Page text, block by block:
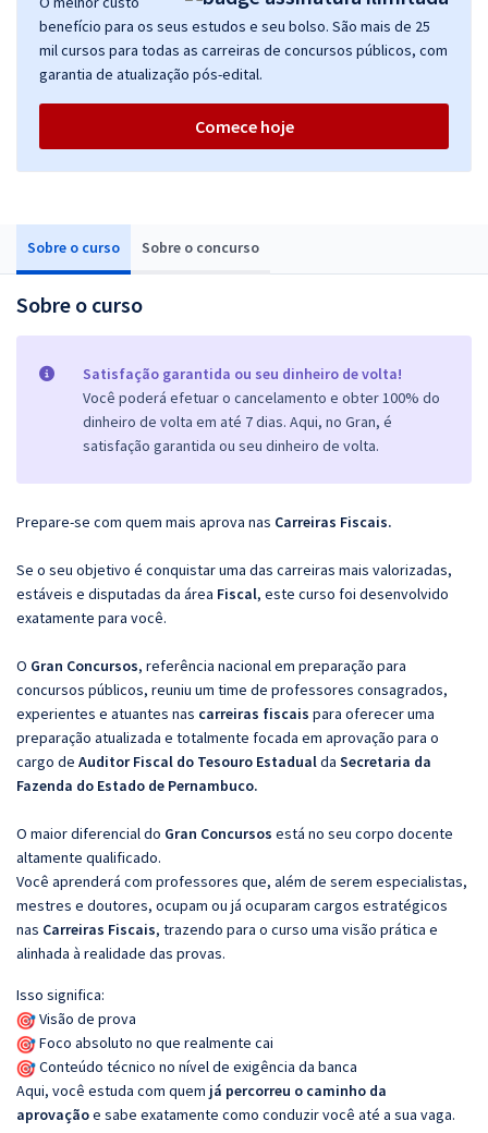
Sobre o curso Sobre o concurso
Sobre o curso
Satisfação garantida ou seu dinheiro de volta!
Você poderá efetuar o cancelamento e obter 100% do
dinheiro de volta em até 7 dias. Aqui, no Gran, é
satisfação garantida ou seu dinheiro de volta.
Prepare-se com quem mais aprova nas Carreiras Fiscais.
Se o seu objetivo é conquistar uma das carreiras mais valorizadas,
estáveis e disputadas da área Fiscal, este curso foi desenvolvido
exatamente para você.
O Gran Concursos, referência nacional em preparação para
concursos públicos, reuniu um time de professores consagrados,
experientes e atuantes nas carreiras fiscais para oferecer uma
preparação atualizada e totalmente focada em aprovação para o
cargo de Auditor Fiscal do Tesouro Estadualda Secretaria da
Fazenda do Estado de Pernambuco.
O maior diferencial do Gran Concursos está no seu corpo docente
altamente qualificado.
Você aprenderá com professores que, além de serem especialistas,
mestres e doutores, ocupam ou já ocuparam cargos estratégicos
nas Carreiras Fiscais, trazendo para o curso uma visão prática e
alinhada à realidade das provas.
Isso significa:
Visão de prova
Foco absoluto no que realmente cai
Conteúdo técnico no nível de exigência da banca
Aqui, você estuda com quem já percorreu o caminho da
aprovaçãoe sabe exatamente como conduzir você até a sua vaga.
benefício para os seus estudos e seu bolso. São mais de 25
mil cursos para todas as carreiras de concursos públicos, com
garantia de atualização pós-edital.
Comece hoje